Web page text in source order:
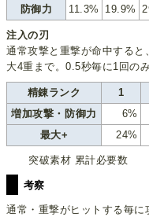
防御力
11.3% 19.9%
注入の刃
通常攻撃と重撃が命中する
大4重まで。0.5秒毎に1回の
精錬ランク 1
増加攻撃・防御力
6%
最大+
24%
突破素材 累計必要数
考察
通常・重撃がヒットする毎に